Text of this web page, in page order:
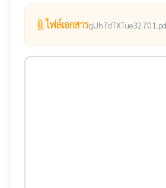
attach_file ไฟล์เอกสาร